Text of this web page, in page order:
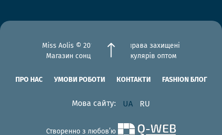
Miss Aolis © 2012-2026 Всі права захищені
Магазин сонцезахисних окулярів оптом
ПРО НАС УМОВИ РОБОТИ КОНТАКТИ FASHION БЛОГ
Мова сайту: UA RU
Створенно з любов’ю